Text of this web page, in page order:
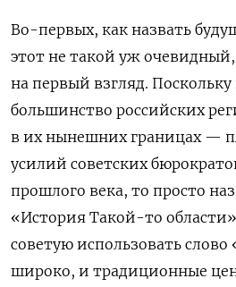
Во-первых, как назвать
этот не такой уж
на первый взгляд.
большинство российских
в их нынешних границах —
усилий советских
прошлого века, то просто
«История Такой-то
советую использовать
широко, и традиционные